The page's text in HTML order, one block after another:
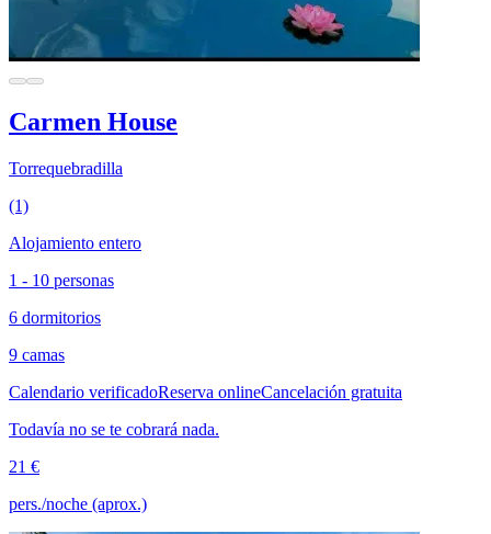
Carmen House
Torrequebradilla
(1)
Alojamiento entero
1 - 10 personas
6 dormitorios
9 camas
Calendario verificadoReserva onlineCancelación gratuita
Todavía no se te cobrará nada.
21 €
pers./noche (aprox.)